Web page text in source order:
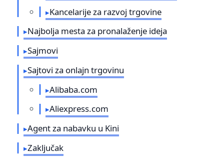
Kancelarije za razvoj trgovine
Najbolja mesta za pronalaženje ideja
Sajmovi
Sajtovi za onlajn trgovinu
Alibaba.com
Aliexpress.com
Agent za nabavku u Kini
Zaključak